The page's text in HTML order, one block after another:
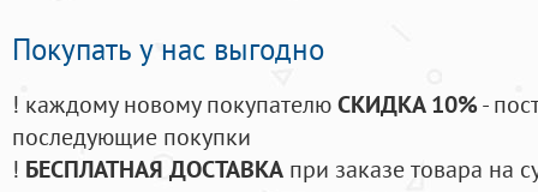
Покупать у нас выгодно
! каждому новому покупателюСКИДКА 10%-
последующие покупки
! БЕСПЛАТНАЯ ДОСТАВКА при заказе товара на